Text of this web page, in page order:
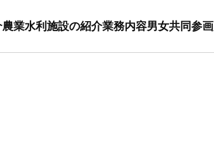
農業水利施設の紹介業務内容男女共同参画